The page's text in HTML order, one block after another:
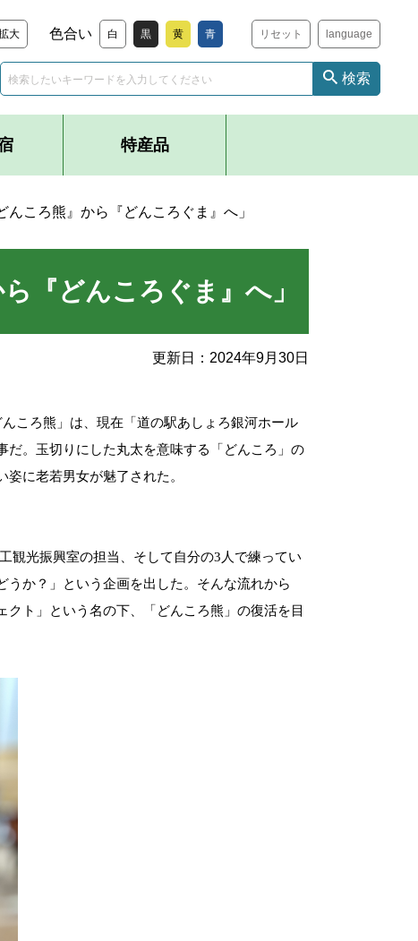
大 色合い 白 黒 黄 青 リセット language
検索
特産品
ころ熊』から『どんころぐま』へ」
『どんころぐま』へ」
更新日： 2024年9月30日
ころ熊」は、現在「道の駅あしょろ銀河ホール
。 玉切りにした丸太を意味する「どんころ」の
に老若男女が魅了された。
観光振興室の担当、そして自分の3 人で練ってい
か？」という企画を出した。 そんな流れから
クト」という名の下、「どんころ熊」の復活を目